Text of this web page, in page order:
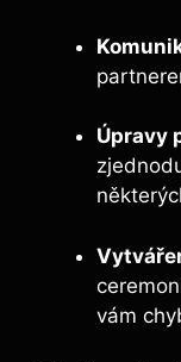
Úpravy
vám